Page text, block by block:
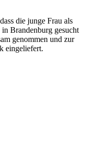
die junge Frau als
Brandenburg gesucht
genommen und zur
eingeliefert.